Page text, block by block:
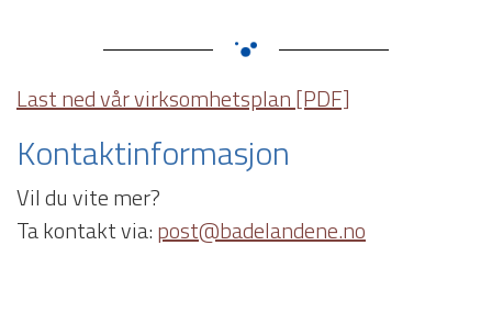
Last ned vår virksomhetsplan [PDF]
Kontaktinformasjon
Vil du vite mer?
Ta kontakt via:post@badelandene.no